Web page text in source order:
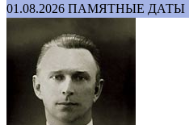
01.08.2026 ПАМЯТНЫЕ ДАТЫ